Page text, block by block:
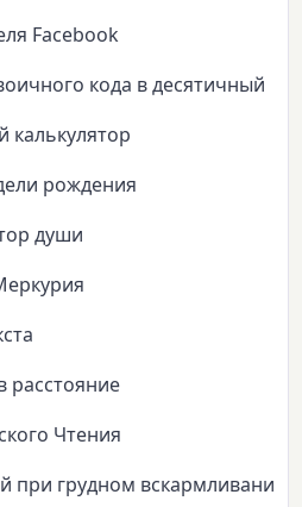
Facebook
кода в десятичный
рождения
души
расстояние
Чтения
при грудном вскармливании